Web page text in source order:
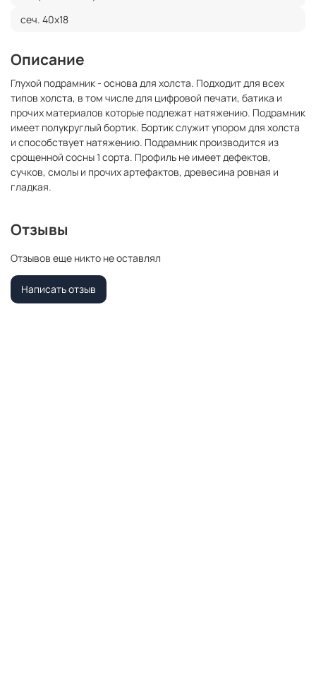
сеч. 40х18
Описание
Глухой подрамник - основа для холста. Подходит для всех
типов холста, в том числе для цифровой печати, батика и
прочих материалов которые подлежат натяжению. Подрамник
имеет полукруглый бортик. Бортик служит упором для холста
и способствует натяжению. Подрамник производится из
срощенной сосны 1 сорта. Профиль не имеет дефектов,
сучков, смолы и прочих артефактов, древесина ровная и
гладкая.
Отзывы
Отзывов еще никто не оставлял
Написать отзыв